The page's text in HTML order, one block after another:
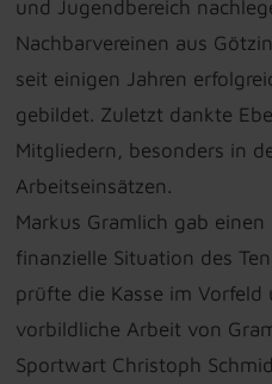
und Jugendbereich
Nachbarvereinen aus
seit einigen Jahren
gebildet. Zuletzt dankte
Mitgliedern, besonders in
Arbeitseinsätzen.
Markus Gramlich gab
finanzielle Situation des
prüfte die Kasse im
vorbildliche Arbeit von
Sportwart Christoph